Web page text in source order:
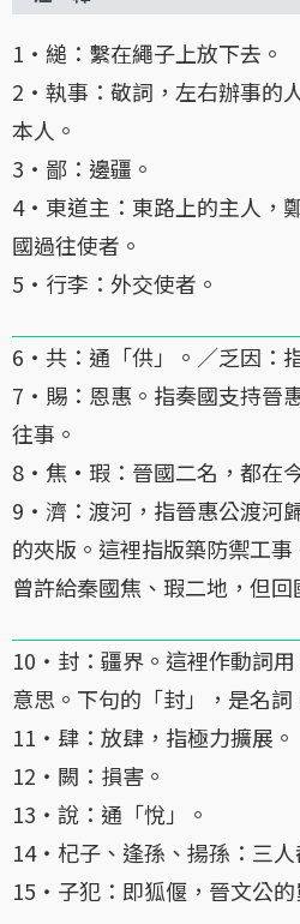
1・縋：繫在繩子上放下去。
2・執事：敬詞，左右辦事的
本人。
3・鄙：邊疆。
4・東道主：東路上的主人，
國過往使者。
5・行李：外交使者。
6・共：通「供」。／乏因：
7・賜：恩惠。指奏國支持晉
往事。
8・焦·瑕：晉國二名，都在
9・濟：渡河，指晉惠公渡河
的夾版。這裡指版築防禦工事
曾許給秦國焦、瑕二地，但回
10・封：疆界。這裡作動詞
意思。下句的「封」，是名
11・肆：放肆，指極力擴展。
12・闕：損害。
13・說：通「悅」。
14・杞子、逢孫、揚孫：三
15・子犯：即狐偃，晉文公